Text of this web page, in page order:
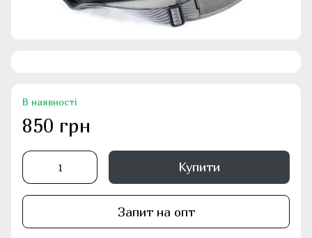
В наявності
850 грн
Купити
Запит на опт